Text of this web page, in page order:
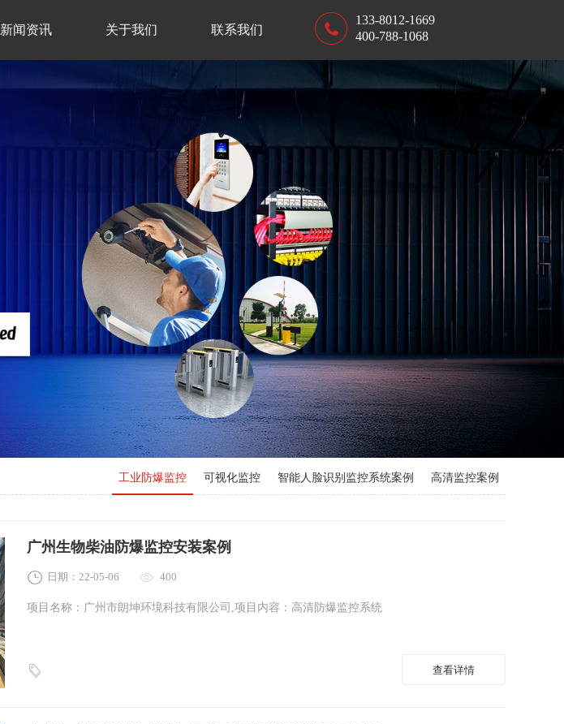
新闻资讯 关于我们 联系我们
133-8012-1669
400-788-1068
高清监控案例
智能人脸识别监控系统案例
可视化监控
工业防爆监控
广州生物柴油防爆监控安装案例
日期：22-05-06 400
项目名称：广州市朗坤环境科技有限公司,项目内容：高清防爆监控系统
查看详情